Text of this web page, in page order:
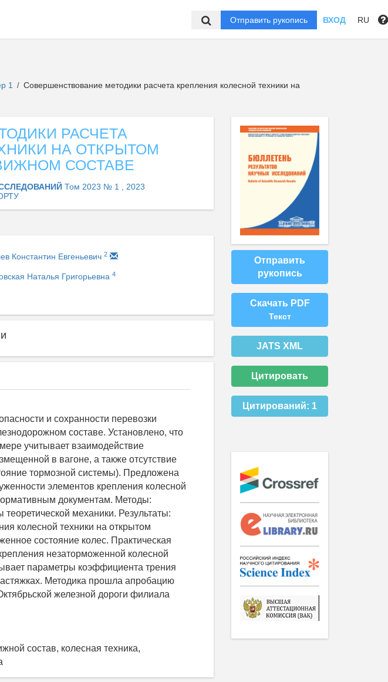
Отправить рукопись ВХОД RU
1 / Совершенствование методики расчета крепления колесной техники на
РАСЧЕТА
НА ОТКРЫТОМ
СОСТАВЕ
Том 2023 № 1 , 2023
Константин Евгеньевич 2
Наталья Григорьевна 4
и сохранности перевозки
составе. Установлено, что
учитывает взаимодействие
в вагоне, а также отсутствие
тормозной системы). Предложена
элементов крепления колесной
документам. Методы:
механики. Результаты:
колесной техники на открытом
состояние колес. Практическая
незаторможенной колесной
параметры коэффициента трения
Методика прошла апробацию
железной дороги филиала
состав, колесная техника,
Отправить
рукопись
Скачать PDF
Текст
JATS XML
Цитировать
Цитирований: 1